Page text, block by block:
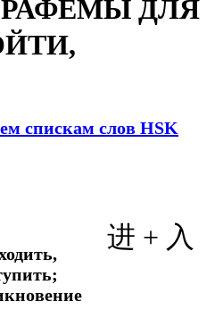
ДЛЯ
спискам слов HSK
进 + 入